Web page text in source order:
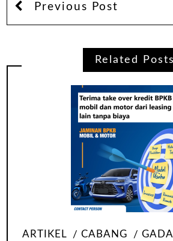
Previous Post
Related Posts
ARTIKEL CABANG